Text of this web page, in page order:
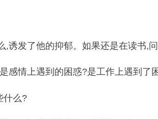
,诱发了他的抑郁。如果还是在读书,
感情上遇到的困惑?是工作上遇到了
什么?